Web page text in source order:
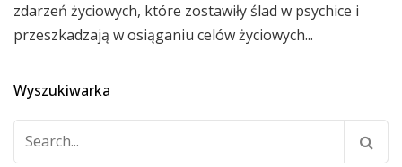
zdarzeń życiowych, które zostawiły ślad w psychice i
przeszkadzają w osiąganiu celów życiowych...
Wyszukiwarka